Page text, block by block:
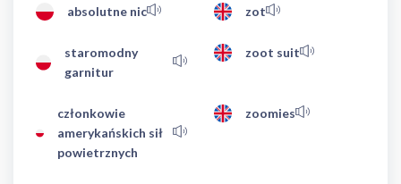
absolutne nic zot
staromodny
garnitur
zoot suit
członkowie
amerykańskich sił
powietrznych
zoomies